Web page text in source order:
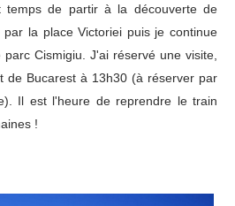
de partir à la découverte de
la place Victoriei puis je continue
Cismigiu. J'ai réservé une visite,
de Bucarest à 13h30 (à réserver par
Il est l'heure de reprendre le train
!